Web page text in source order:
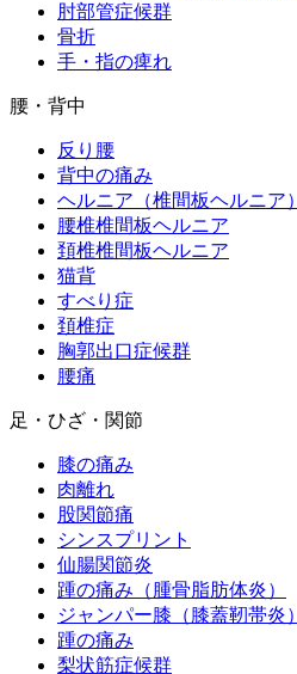
肘部管症候群
骨折
手・指の痺れ
腰・背中
反り腰
背中の痛み
ヘルニア（椎間板ヘルニア）
腰椎椎間板ヘルニア
頚椎椎間板ヘルニア
猫背
すべり症
頚椎症
胸郭出口症候群
腰痛
足・ひざ・関節
膝の痛み
肉離れ
股関節痛
シンスプリント
仙腸関節炎
踵の痛み（腫骨脂肪体炎）
ジャンパー膝（膝蓋靭帯炎）
踵の痛み
梨状筋症候群